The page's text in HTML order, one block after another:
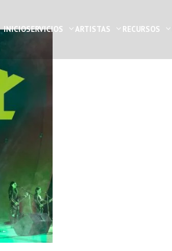
INICIOSERVICIOS ARTISTAS RECURSOS